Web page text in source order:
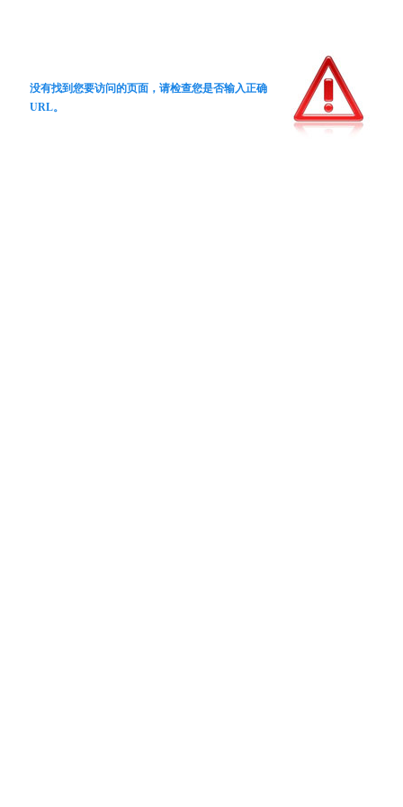
没有找到您要访问的页面，请检查您是否输入正确
URL。